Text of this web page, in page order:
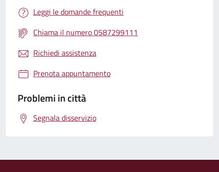
Leggi le domande frequenti
Chiama il numero 0587299111
Richiedi assistenza
Prenota appuntamento
Problemi in città
Segnala disservizio